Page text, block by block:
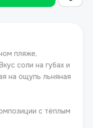
пляже,
соли на губах и
на ощупь льняная
с тёплым